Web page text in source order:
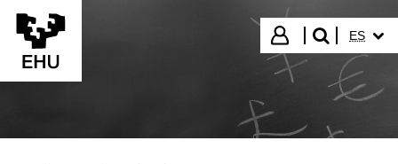
Saltar al contenido principal
Iniciar sesión
buscar"
ES